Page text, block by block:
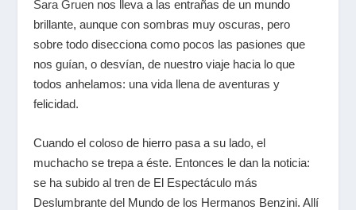
Sara Gruen nos lleva a las entrañas de un mundo
brillante, aunque con sombras muy oscuras, pero
sobre todo disecciona como pocos las pasiones que
nos guían, o desvían, de nuestro viaje hacia lo que
todos anhelamos: una vida llena de aventuras y
felicidad.
Cuando el coloso de hierro pasa a su lado, el
muchacho se trepa a éste. Entonces le dan la noticia:
se ha subido al tren de El Espectáculo más
Deslumbrante del Mundo de los Hermanos Benzini. Allí